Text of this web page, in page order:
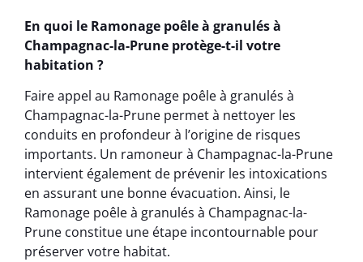
En quoi le Ramonage poêle à granulés à
Champagnac-la-Prune protège-t-il votre
habitation ?
Faire appel au Ramonage poêle à granulés à
Champagnac-la-Prune permet à nettoyer les
conduits en profondeur à l’origine de risques
importants. Un ramoneur à Champagnac-la-Prune
intervient également de prévenir les intoxications
en assurant une bonne évacuation. Ainsi, le
Ramonage poêle à granulés à Champagnac-la-
Prune constitue une étape incontournable pour
préserver votre habitat.